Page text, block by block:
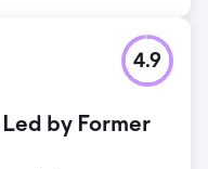
by Former
4.9